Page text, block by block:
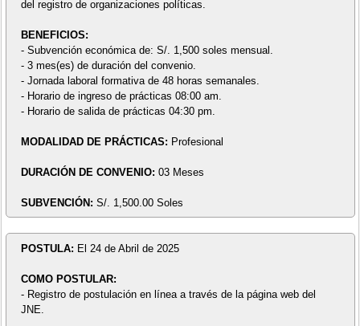
del registro de organizaciones políticas.
BENEFICIOS:
- Subvención económica de: S/. 1,500 soles mensual.
- 3 mes(es) de duración del convenio.
- Jornada laboral formativa de 48 horas semanales.
- Horario de ingreso de prácticas 08:00 am.
- Horario de salida de prácticas 04:30 pm.
MODALIDAD DE PRÁCTICAS: Profesional
DURACIÓN DE CONVENIO: 03 Meses
SUBVENCIÓN: S/. 1,500.00 Soles
POSTULA: El 24 de Abril de 2025
COMO POSTULAR:
- Registro de postulación en línea a través de la página web del
JNE.